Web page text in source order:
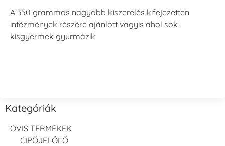
A 350 grammos nagyobb kiszerelés kifejezetten
intézmények részére ajánlott vagyis ahol sok
kisgyermek gyurmázik.
Kategóriák
OVIS TERMÉKEK
CIPŐJELÖLŐ